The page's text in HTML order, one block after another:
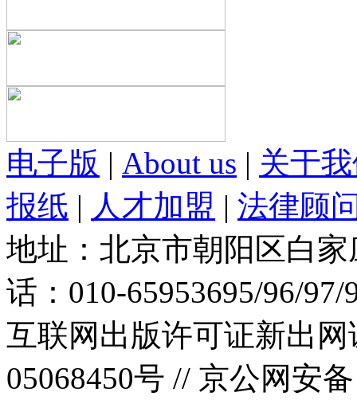
电子版 | About us | 关于
报纸 | 人才加盟 | 法律顾
地址：北京市朝阳区白
话：010-65953695/96/
互联网出版许可证新出
05068450号 // 京公网安